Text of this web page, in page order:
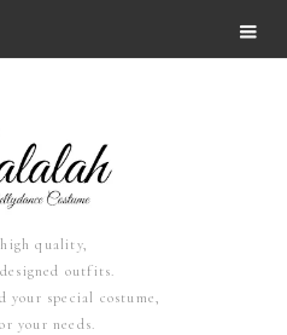
quality,
outfits.
your special costume,
your needs.